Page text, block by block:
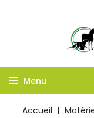
Menu
Accueil